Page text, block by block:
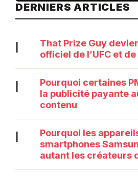
DERNIERS ARTICLES
|
That Prize Guy
officiel de l’UFC et
|
Pourquoi certaines
la publicité payante
contenu
|
Pourquoi les
smartphones
autant les créateurs